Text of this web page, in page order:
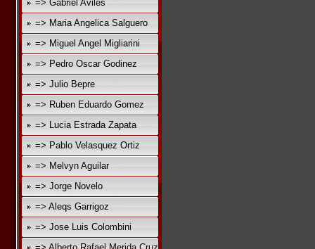
=> Gabriel Aviles
=> Maria Angelica Salguero
=> Miguel Angel Migliarini
=> Pedro Oscar Godinez
=> Julio Bepre
=> Ruben Eduardo Gomez
=> Lucia Estrada Zapata
=> Pablo Velasquez Ortiz
=> Melvyn Aguilar
=> Jorge Novelo
=> Aleqs Garrigoz
=> Jose Luis Colombini